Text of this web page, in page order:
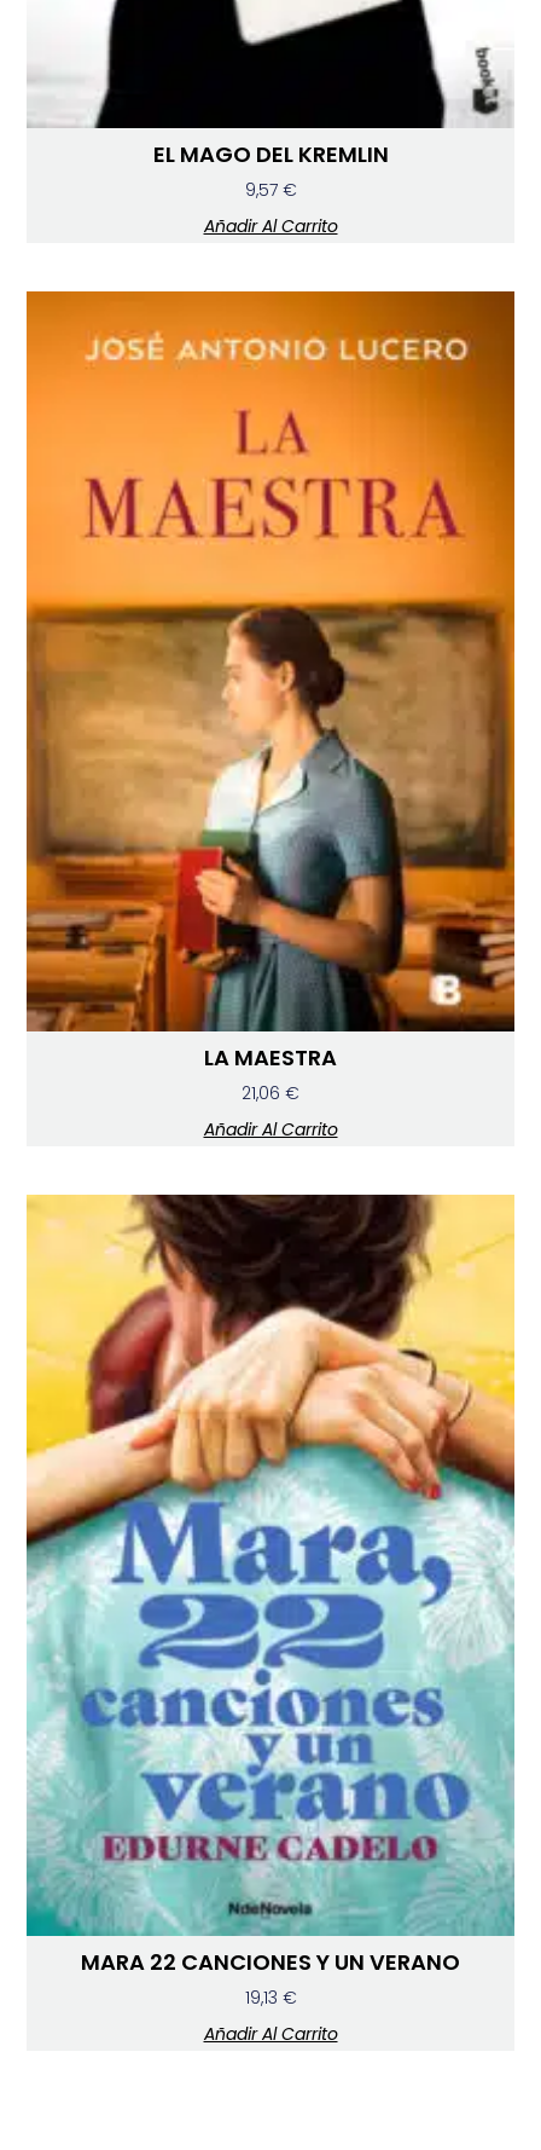
EL MAGO DEL KREMLIN
9,57 €
Añadir Al Carrito
LA MAESTRA
21,06 €
Añadir Al Carrito
MARA 22 CANCIONES Y UN VERANO
19,13 €
Añadir Al Carrito